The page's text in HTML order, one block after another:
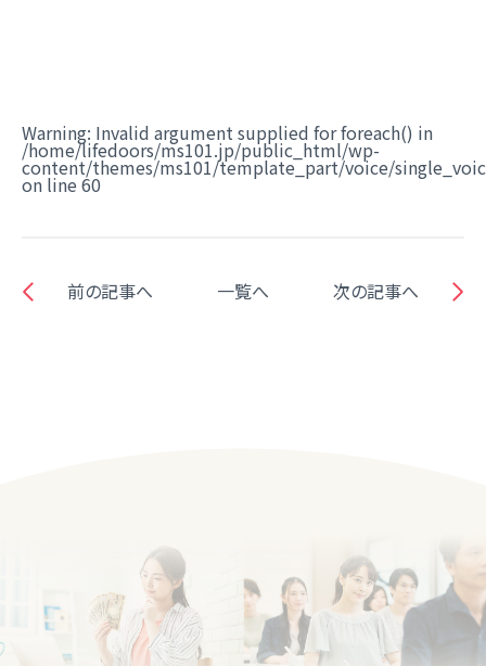
Warning: Invalid argument supplied for foreach() in
/home/lifedoors/ms101.jp/public_html/wp-
content/themes/ms101/template_part/voice/
on line 60
前の記事へ 一覧へ 次の記事へ